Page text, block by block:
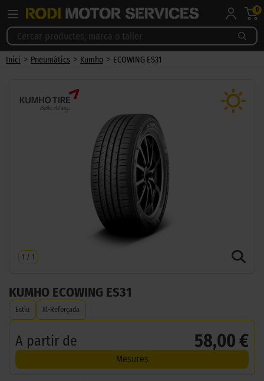
0
Inici > Pneumàtics > Kumho > ECOWING ES31
1 / 1
KUMHO ECOWING ES31
Estiu Xl-Reforçada
A partir de 58,00 €
Mesures